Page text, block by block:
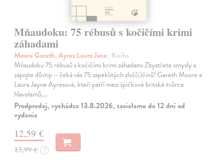
Mňaudoku: 75 rébusů s kočičími krimi
záhadami
Moore Gareth, Ayres Laura Jane | Kniha
Mňaudoku 75 rébusů s kočičími krimi záhadami Zbystřete smysly a
zapojte důvtip – čeká vás 75 zapeklitých zlo(či)činů! Gareth Moore a
Laura Jayne Ayresová, kteří patří mezi špičkové britské tvůrce
hlavolamů,…
Predpredaj, vychádza 13.8.2026, zasielame do 12 dní od
vydania
12,59 €
13,99 € ?